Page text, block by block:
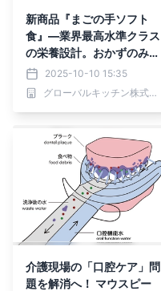
新商品『まごの手ソフト
食』—業界最高水準クラス
の栄養設計。おかずのみで
1日あたりエネルギー740k
cal・たんぱく質40.8g、1
1月11日（火）より全国販
2025-10-10 15:35
グローバルキッチン株式会社【まごの手キッチン】
介護現場の「口腔ケア」問
題を解消へ！ マウスピー